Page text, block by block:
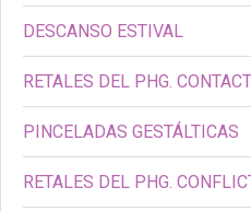
DESCANSO ESTIVAL
RETALES DEL PHG.
PINCELADAS GESTÁLTICAS
RETALES DEL PHG.